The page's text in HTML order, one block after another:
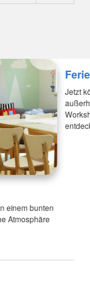
einem bunten
Atmosphäre
Jetzt